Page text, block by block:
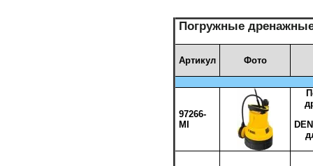
Погружные
Артикул Фото
97266-
MI